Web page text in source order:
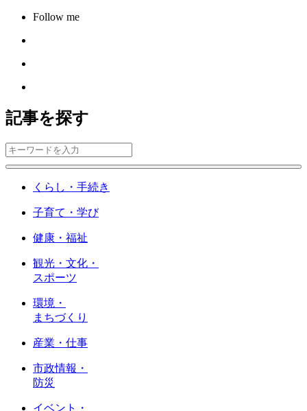
Follow me
記事を探す
くらし・手続き
子育て・学び
健康・福祉
観光・文化・
スポーツ
環境・
まちづくり
産業・仕事
市政情報・
防災
イベント・